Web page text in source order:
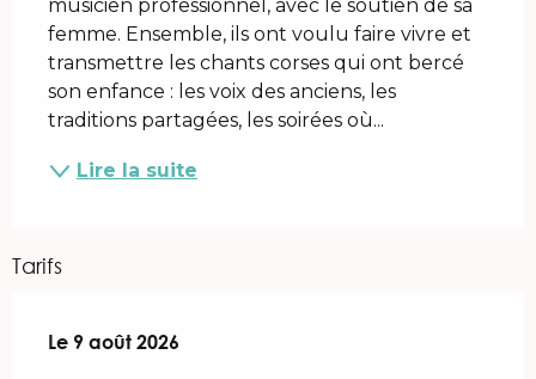
musicien professionnel, avec le soutien de sa
femme. Ensemble, ils ont voulu faire vivre et
transmettre les chants corses qui ont bercé
son enfance : les voix des anciens, les
traditions partagées, les soirées où...
Lire la suite
Tarifs
Le 9 août 2026
Le 9 août 2026